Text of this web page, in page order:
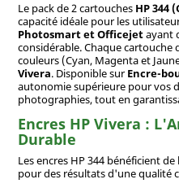
Le pack de 2 cartouches HP 344
capacité idéale pour les
Photosmart et Officejetayant
considérable. Chaque cartouche
couleurs (Cyan, Magenta et
Vivera. Disponible surEncre-
autonomie supérieure pour vos
photographies, tout en
Encres HP Vivera :
Durable
Les encres HP 344 bénéficient
pour des résultats d'une qualité